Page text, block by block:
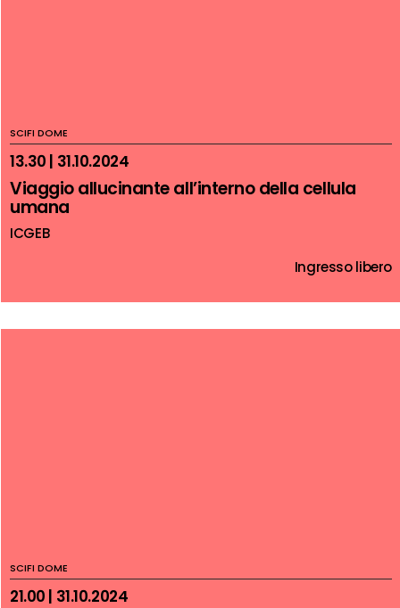
SCIFI DOME
13.30 | 31.10.2024
Viaggio allucinante all’interno della cellula
umana
ICGEB
Ingresso libero
SCIFI DOME
21.00 | 31.10.2024